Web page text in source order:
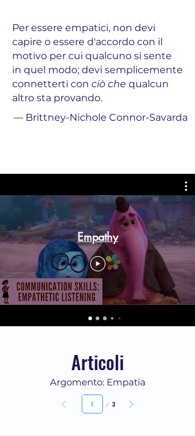
Per essere empatici, non devi
capire o essere d'accordo con il
motivo per cui qualcuno si sente
in quel modo; devi semplicemente
connetterti con ciò che qualcun
altro sta provando.
— Brittney-Nichole Connor-Savarda
Empathy
Articoli
Argomento: Empatia
3
Pagina